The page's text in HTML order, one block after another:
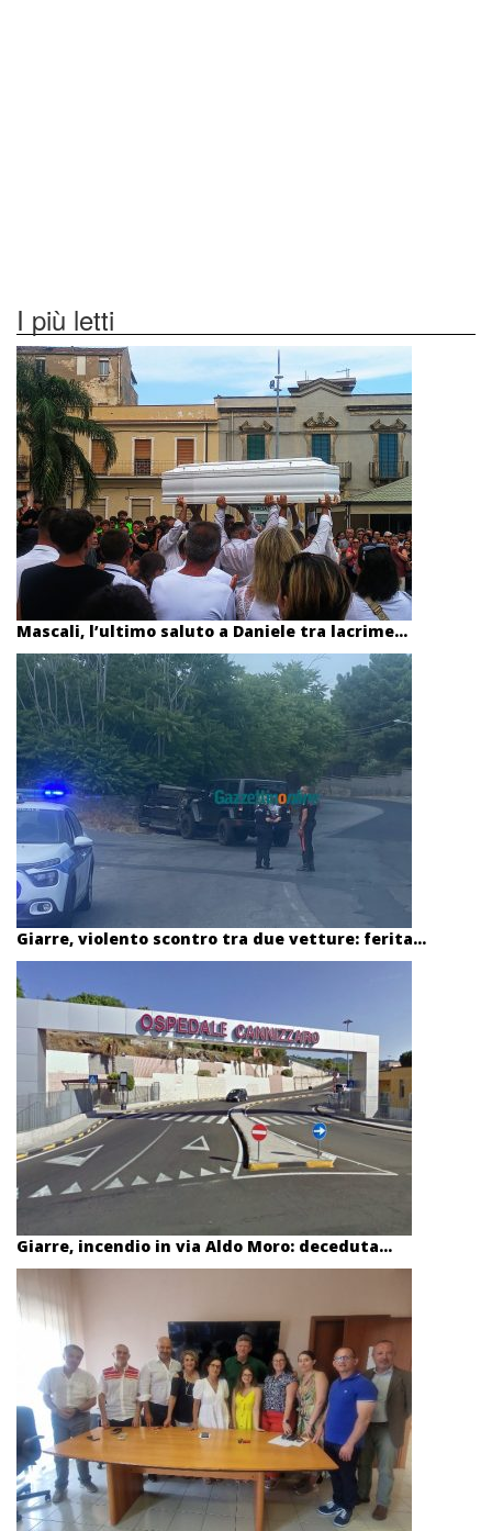
I più letti
Mascali, l’ultimo saluto a Daniele tra lacrime...
Giarre, violento scontro tra due vetture: ferita...
Giarre, incendio in via Aldo Moro: deceduta...